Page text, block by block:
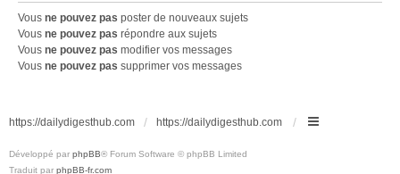
Vous ne pouvez pas poster de nouveaux sujets
Vous ne pouvez pas répondre aux sujets
Vous ne pouvez pas modifier vos messages
Vous ne pouvez pas supprimer vos messages
https://dailydigesthub.com https://dailydigesthub.com
Développé par phpBB® Forum Software © phpBB Limited
Traduit par phpBB-fr.com